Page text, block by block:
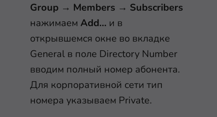
Group → Members → Subscribers
нажимаем Add… и в
открывшемся окне во вкладке
General в поле Directory Number
вводим полный номер абонента.
Для корпоративной сети тип
номера указываем Private.